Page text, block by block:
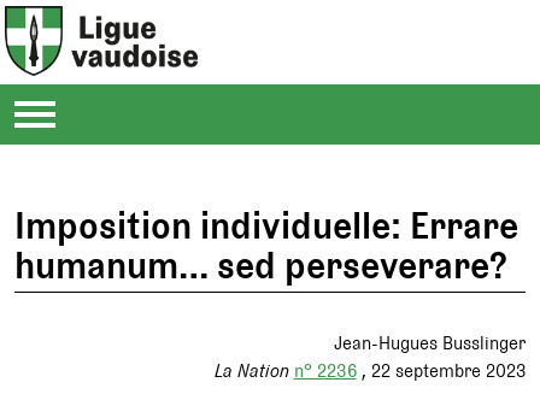
Imposition individuelle: Errare
humanum… sed perseverare?
Jean-Hugues Busslinger
La Nation n° 2236 22 septembre 2023